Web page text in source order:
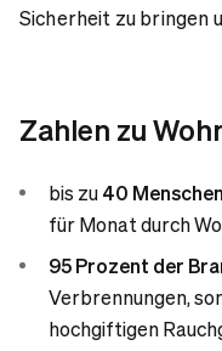
Sicherheit zu bringen
Zahlen zu
bis zu40 Menschen
für Monat durch
95 Prozent der
Verbrennungen,
hochgiftigen